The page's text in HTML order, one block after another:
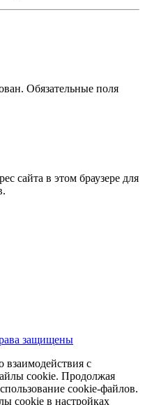
Обязательные поля
сайта в этом браузере для
защищены
взаимодействия с
cookie. Продолжая
cookie-файлов.
cookie в настройках